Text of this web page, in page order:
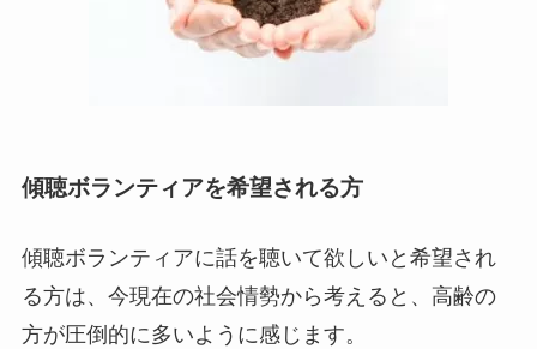
傾聴ボランティアを希望される方
傾聴ボランティアに話を聴いて欲しいと希望され
る方は、今現在の社会情勢から考えると、高齢の
方が圧倒的に多いように感じます。